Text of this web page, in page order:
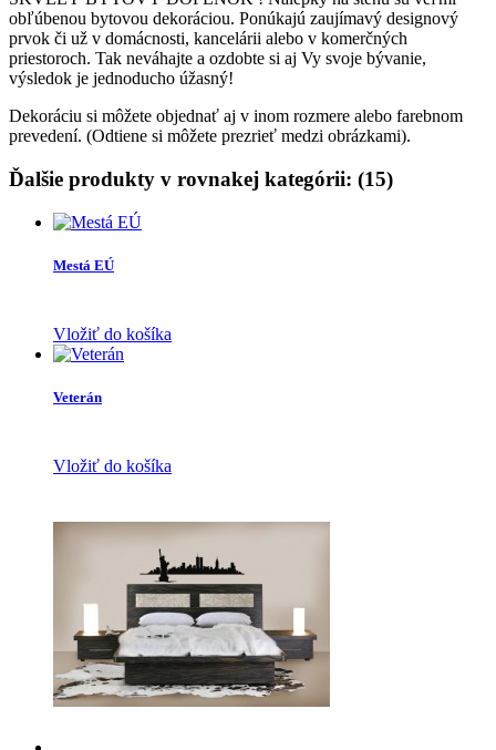
obľúbenou bytovou dekoráciou. Ponúkajú zaujímavý designový
prvok či už v domácnosti, kancelárii alebo v komerčných
priestoroch. Tak neváhajte a ozdobte si aj Vy svoje bývanie,
výsledok je jednoducho úžasný!
Dekoráciu si môžete objednať aj v inom rozmere alebo farebnom
prevedení. (Odtiene si môžete prezrieť medzi obrázkami).
Ďalšie produkty v rovnakej kategórii: (15)
Mestá EÚ
Vložiť do košíka
Veterán
Vložiť do košíka